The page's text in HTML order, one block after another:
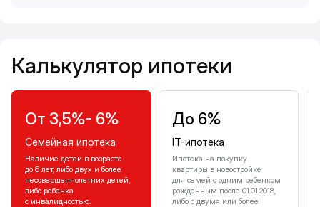
Калькулятор ипотеки
От 3,5%- 6%
Семейная ипотека
Наличие детей в возрасте
до 6 лет, либо двух и более
несовершеннолетних детей,
либо ребенка
с инвалидностью.
До 6%
IT-ипотека
Ипотека на покупку
квартиры в новостройке
для семей с одним ребенком
рожденным после 01.01.2018,
либо с двумя или более